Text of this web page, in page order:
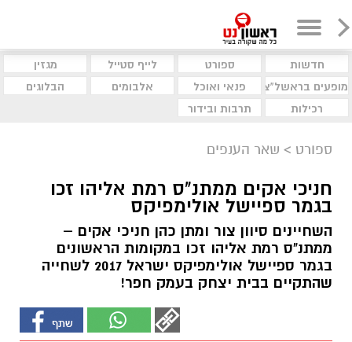
חדשות ספורט לייף סטייל
מגזין
מופעים בראשל"צ
פנאי ואוכל אלבומים
הבלוגים
רכילות
תרבות ובידור
ספורט > שאר הענפים
חניכי אקים ממתנ"ס רמת אליהו זכו
בגמר ספיישל אולימפיקס
השחיינים סיוון צור ומתן כהן חניכי אקים –
ממתנ"ס רמת אליהו זכו במקומות הראשונים
בגמר ספיישל אולימפיקס ישראל 2017 לשחייה
שהתקיים בבית יצחק בעמק חפר!